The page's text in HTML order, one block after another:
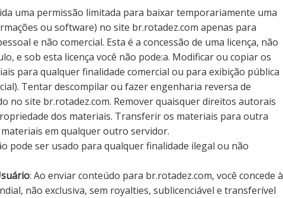
uma permissão limitada para baixar temporariamente uma
ou software) no site br.rotadez.com apenas para
e não comercial. Esta é a concessão de uma licença, não
e sob esta licença você não pode:a. Modificar ou copiar os
para qualquer finalidade comercial ou para exibição pública
Tentar descompilar ou fazer engenharia reversa de
no site br.rotadez.com. Remover quaisquer direitos autorais
dos materiais. Transferir os materiais para outra
materiais em qualquer outro servidor.
pode ser usado para qualquer finalidade ilegal ou não
: Ao enviar conteúdo para br.rotadez.com, você concede à
não exclusiva, sem royalties, sublicenciável e transferível